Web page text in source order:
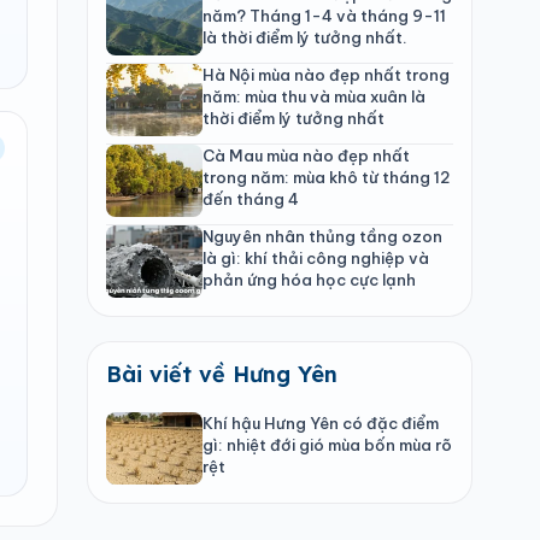
năm? Tháng 1-4 và tháng 9-11
là thời điểm lý tưởng nhất.
Hà Nội mùa nào đẹp nhất trong
năm: mùa thu và mùa xuân là
thời điểm lý tưởng nhất
Cà Mau mùa nào đẹp nhất
trong năm: mùa khô từ tháng 12
đến tháng 4
Nguyên nhân thủng tầng ozon
là gì: khí thải công nghiệp và
phản ứng hóa học cực lạnh
Bài viết về Hưng Yên
Khí hậu Hưng Yên có đặc điểm
gì: nhiệt đới gió mùa bốn mùa rõ
rệt